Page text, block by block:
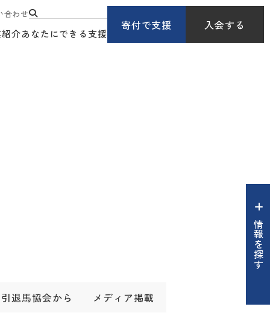
合わせ
介あなたにできる支援
寄付で支援 入会する
情報を探す
引退馬協会から メディア掲載